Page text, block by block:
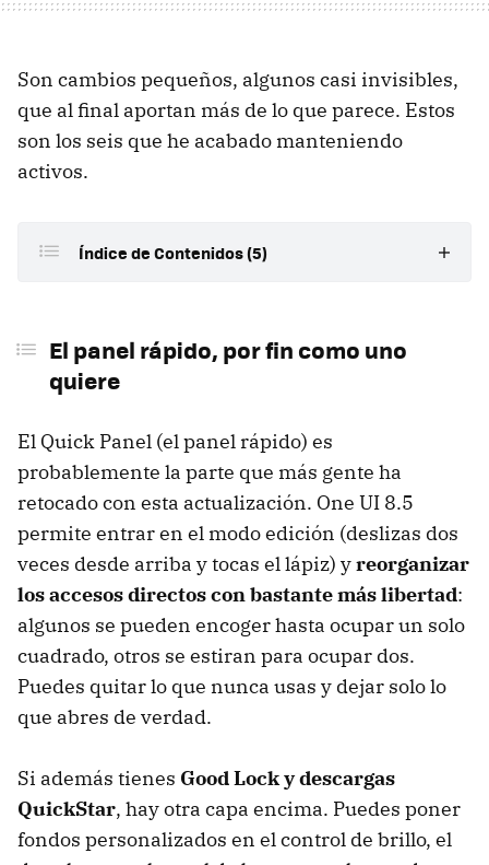
Son cambios pequeños, algunos casi invisibles,
que al final aportan más de lo que parece. Estos
son los seis que he acabado manteniendo
activos.
Índice de Contenidos (5)
El fondo de pantalla que se genera con Estudio
creativo
Las carpetas del escritorio que se redimensionan
Ocultar fotos y vídeos en la galería
El panel rápido, por fin como uno
quiere
El Quick Panel (el panel rápido) es
probablemente la parte que más gente ha
retocado con esta actualización. One UI 8.5
permite entrar en el modo edición (deslizas dos
veces desde arriba y tocas el lápiz) yreorganizar
los accesos directos con bastante más libertad:
algunos se pueden encoger hasta ocupar un solo
cuadrado, otros se estiran para ocupar dos.
Puedes quitar lo que nunca usas y dejar solo lo
que abres de verdad.
Si además tienes Good Lock y descargas
QuickStar, hay otra capa encima. Puedes poner
fondos personalizados en el control de brillo, el